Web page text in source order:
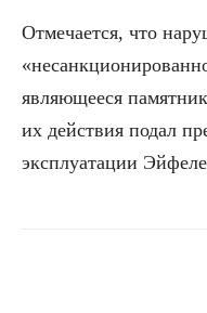
Отмечается, что
являющееся
их действия подал
эксплуатации